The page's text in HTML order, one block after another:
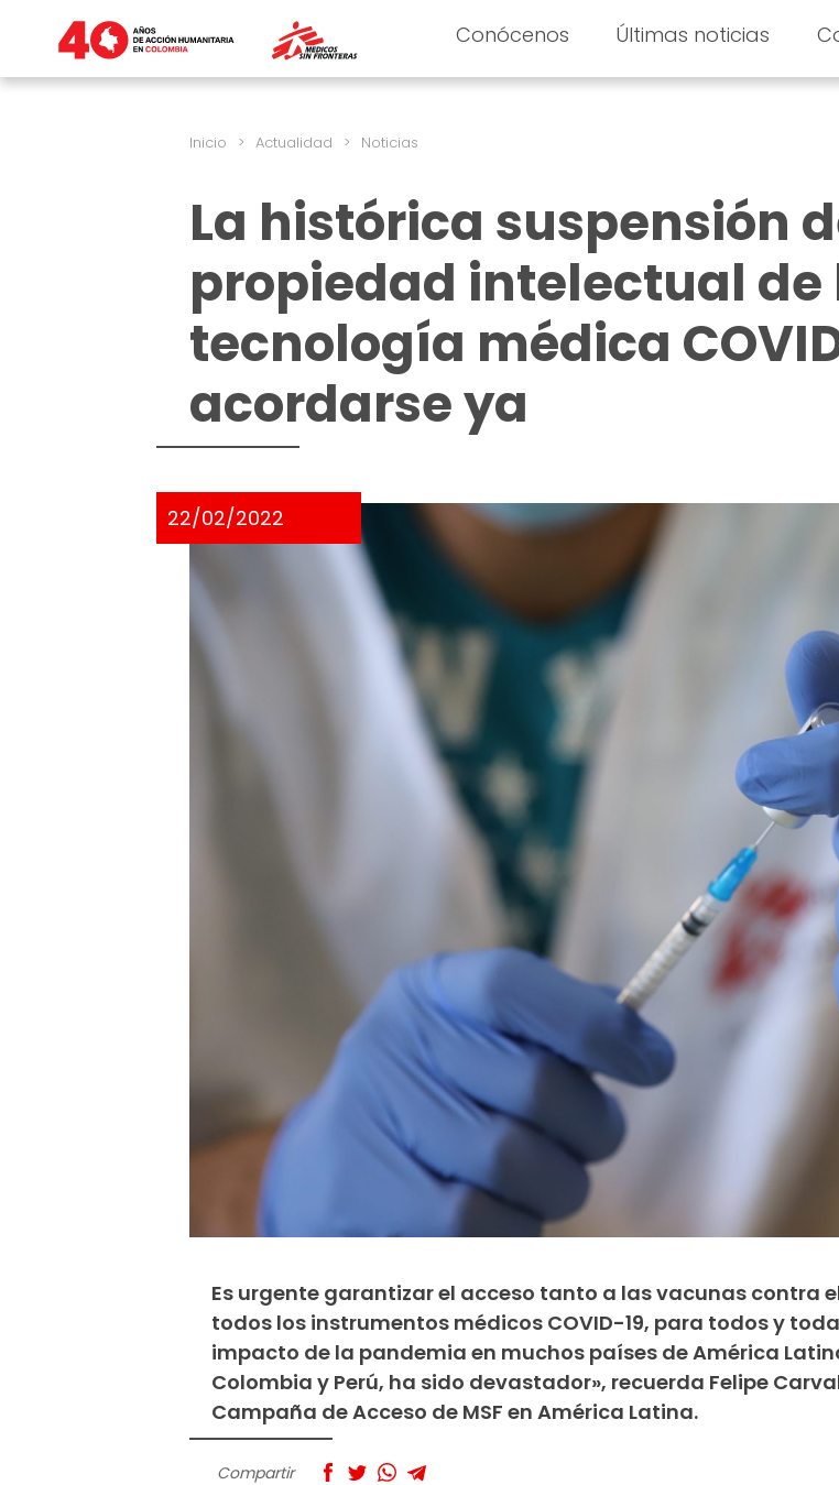
Conócenos Últimas noticias
Inicio > Actualidad > Noticias
La histórica suspensión
propiedad intelectual de
tecnología médica
acordarse ya
22/02/2022
Es urgente garantizar el acceso tanto a las vacunas contra
todos los instrumentos médicos COVID-19, para todos y
impacto de la pandemia en muchos países de América
Colombia y Perú, ha sido devastador», recuerda Felipe
Campaña de Acceso de MSF en América Latina.
Compartir